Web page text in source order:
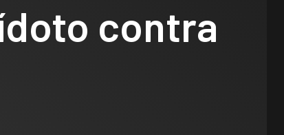
contra